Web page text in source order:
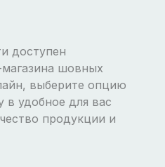
доступен
шовных
выберите опцию
в удобное для вас
продукции и